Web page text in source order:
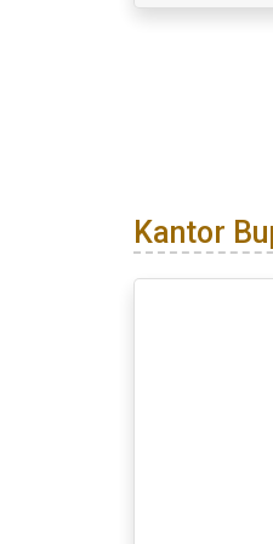
Kantor